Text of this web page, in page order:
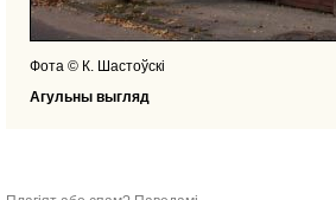
Фота © К. Шастоўскі
Агульны выгляд